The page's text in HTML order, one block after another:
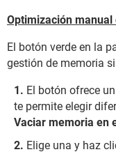
Optimización
El botón verde en la
gestión de memoria
El botón ofrece
te permite elegir
Vaciar memoria en
Elige una y haz